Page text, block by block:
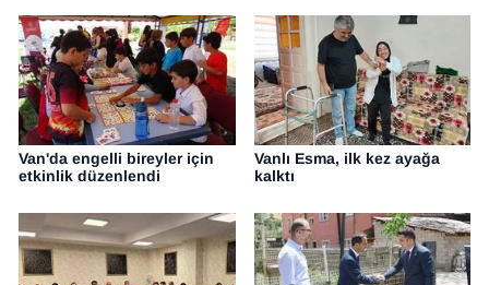
Van'da engelli bireyler için
etkinlik düzenlendi
Vanlı Esma, ilk kez ayağa
kalktı